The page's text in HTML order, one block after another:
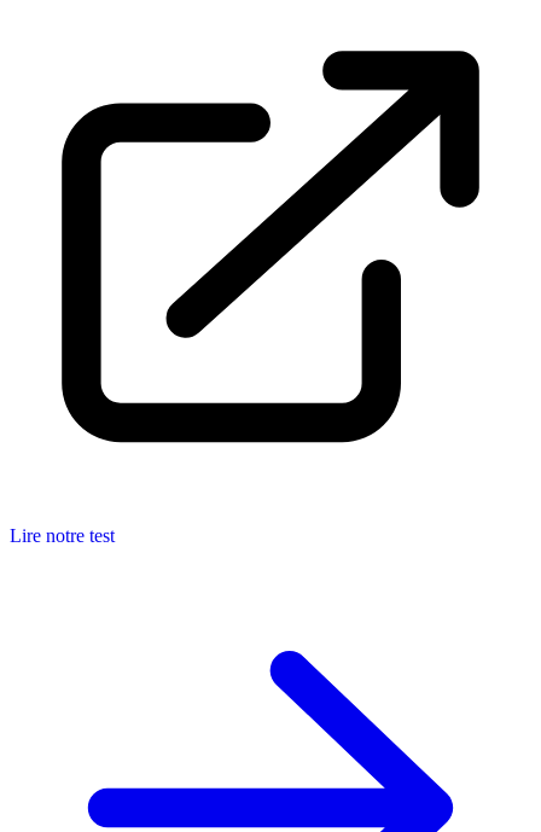
Lire notre test